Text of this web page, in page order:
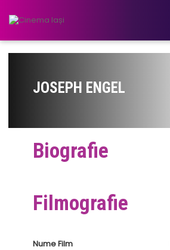
JOSEPH ENGEL
Biografie
Filmografie
Nume Film